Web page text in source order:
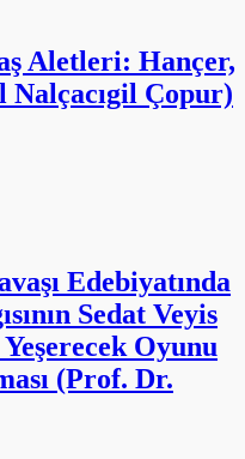
Aletleri: Hançer,
Nalçacıgil Çopur)
Edebiyatında
Sedat Veyis
Oyunu
(Prof. Dr.